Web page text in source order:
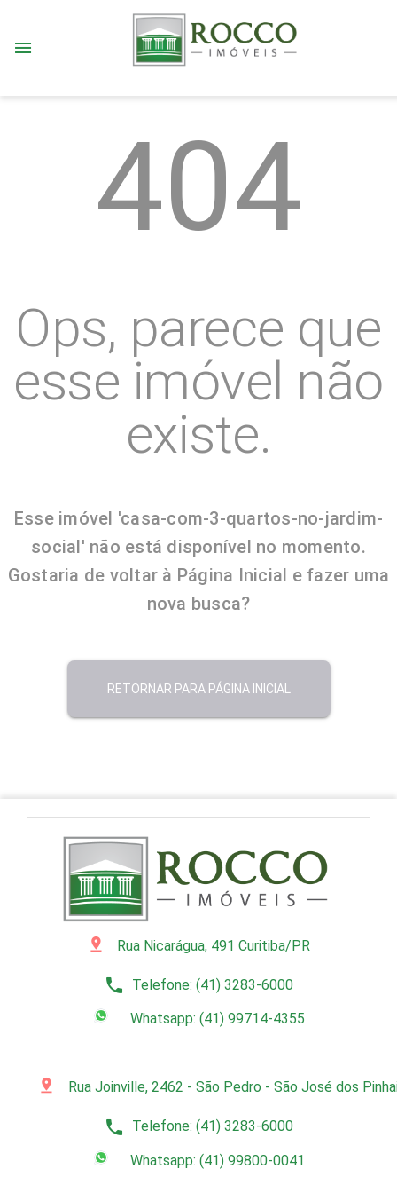
menu
pin_drop Rua Nicarágua, 491 Curitiba/PR
phone Telefone: (41) 3283-6000
Whatsapp: (41) 99714-4355
pin_drop Rua Joinville, 2462 - São Pedro - São José dos
phone Telefone: (41) 3283-6000
Whatsapp: (41) 99800-0041
404
Ops, parece que
esse imóvel não
existe.
Esse imóvel 'casa-com-3-quartos-no-jardim-
social' não está disponível no momento.
Gostaria de voltar à Página Inicial e fazer uma
nova busca?
RETORNAR PARA PÁGINA INICIAL